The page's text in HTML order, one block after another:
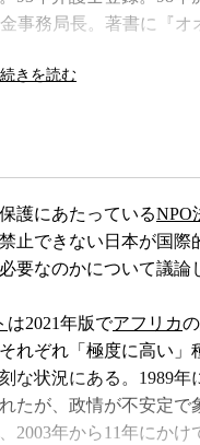
事務局長。著書に『
護にあたっているNPO
止できない日本が国際
要なのかについて議論
は2021年版でアフリカの
れぞれ「極度に高い」
な状況にある。1989年
たが、政情が不安定で
2003年から11年にかけ